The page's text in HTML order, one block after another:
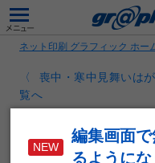
ネット印刷 グラフィック ホー
喪中・寒中見舞いは
覧へ
寒中お見舞い
編集画面で
るようにな